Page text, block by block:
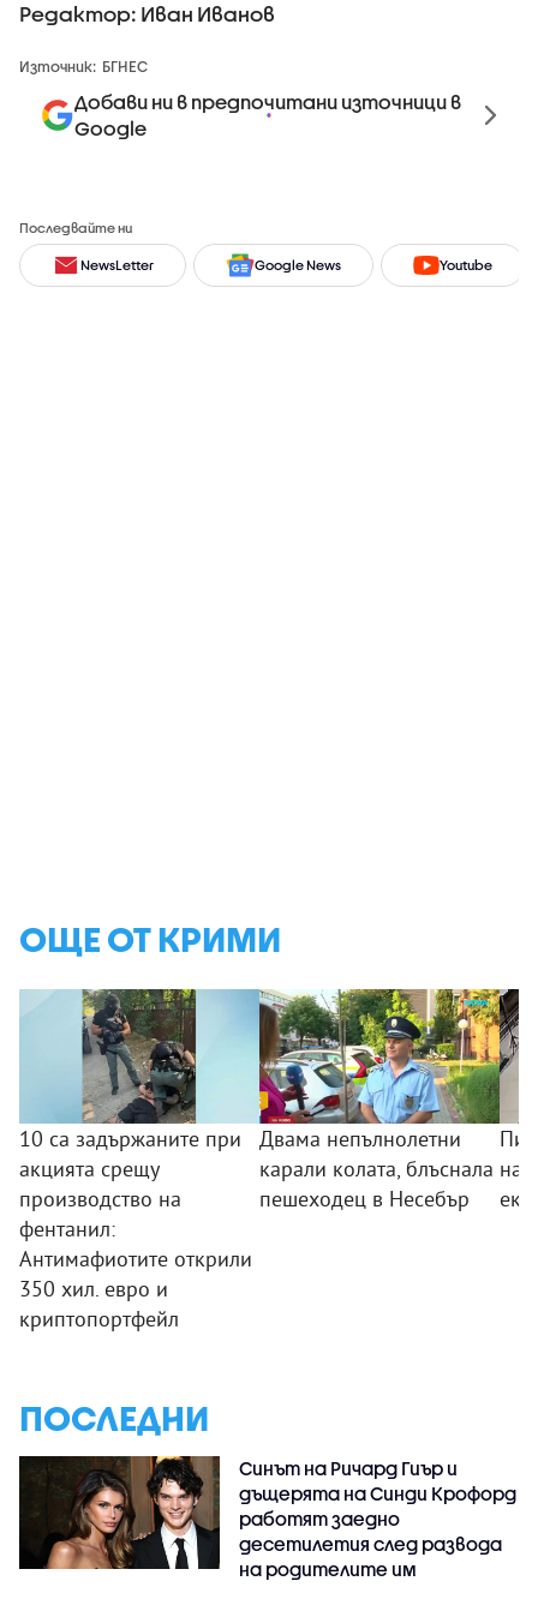
Редактор: Иван Иванов
Източник: БГНЕС
Добави ни в предпочитани източници в
Google
Последвайте ни
NewsLetter Google News Youtube
ОЩЕ ОТ КРИМИ
10 са задържаните при
акцията срещу
производство на
фентанил:
Антимафиотите открили
350 хил. евро и
криптопортфейл
Двама непълнолетни
карали колата, блъснала
пешеходец в Несебър
ПОСЛЕДНИ
Синът на Ричард Гиър и
дъщерята на Синди Крофорд
работят заедно
десетилетия след развода
на родителите им